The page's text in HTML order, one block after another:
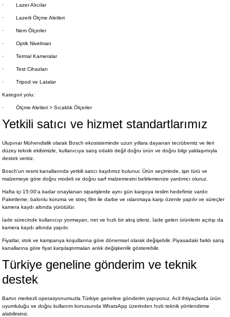
· Lazer Alıcılar
· Lazerli Ölçme Aletleri
· Nem Ölçerler
· Optik Nivelman
· Termal Kameralar
· Test Cihazları
· Tripod ve Latalar
Kategori yolu:
· Ölçme Aletleri > Sıcaklık Ölçerler
Yetkili satıcı ve hizmet standartlarımız
Ulupınar Mühendislik olarak Bosch ekosisteminde uzun yıllara dayanan tecrübemiz ve ileri
düzey teknik ekibimizle, kullanıcıya satış odaklı değil doğru ürün ve doğru bilgi yaklaşımıyla
destek veririz.
Bosch'un resmi kanallarında yetkili satıcı kaydımız bulunur. Ürün seçiminde, işin türü ve
malzemeye göre doğru modeli ve doğru sarf malzemesini belirlemenize yardımcı oluruz.
Hafta içi 15:00'a kadar onaylanan siparişlerde aynı gün kargoya teslim hedefimiz vardır.
Paketleme; balonlu koruma ve streç film ile darbe ve ıslanmaya karşı özenle yapılır ve süreçler
kamera kaydı altında yürütülür.
İade sürecinde kullanıcıyı yormayan, net ve hızlı bir akış izleriz. İade gelen ürünlerin açılışı da
kamera kaydı altında yapılır.
Fiyatlar, stok ve kampanya koşullarına göre dönemsel olarak değişebilir. Piyasadaki farklı satış
kanallarına göre fiyat karşılaştırmaları anlık değişkenlik gösterebilir.
Türkiye geneline gönderim ve teknik
destek
Bartın merkezli operasyonumuzla Türkiye geneline gönderim yapıyoruz. Acil ihtiyaçlarda ürün
uyumluluğu ve doğru kullanım konusunda WhatsApp üzerinden hızlı teknik yönlendirme
alabilirsiniz.